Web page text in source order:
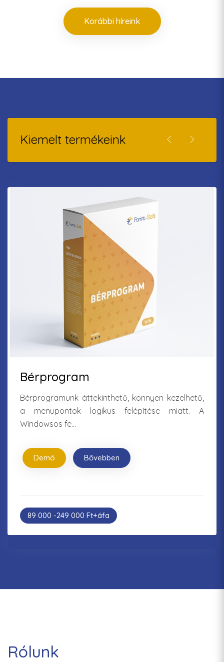
Korábbi híreink
Kiemelt termékeink
Bérprogram
Bérprogramunk áttekinthető, könnyen kezelhető,
a menüpontok logikus felépítése miatt. A
Windowsos fe...
Demó Bővebben
89 000 -249 000 Ft+áfa
Rólunk